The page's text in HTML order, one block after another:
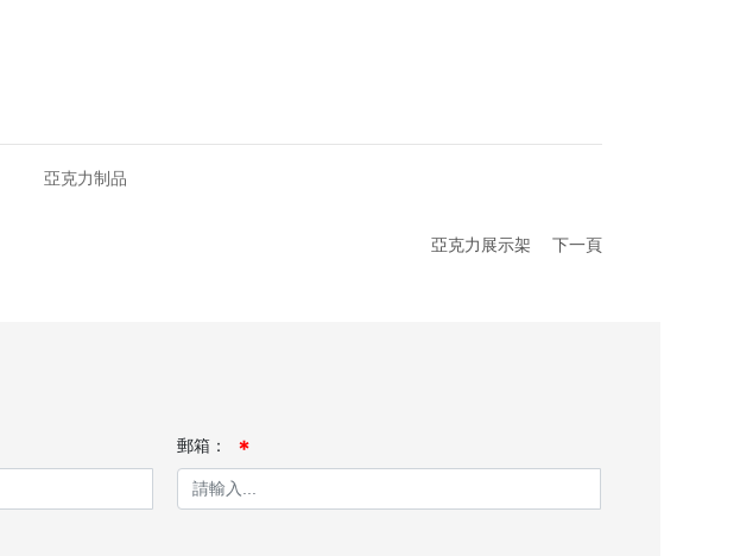
亞克力制品
亞克力展示架 下一頁
郵箱：